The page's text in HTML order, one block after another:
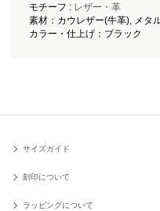
モチーフ : レザー・革
素材：カウレザー(牛革), メタ
カラー・仕上げ：ブラック
サイズガイド
刻印について
ラッピングについて